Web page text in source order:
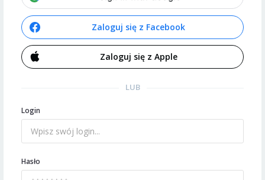
Zaloguj się z Facebook
Zaloguj się z Apple
LUB
Login
Hasło